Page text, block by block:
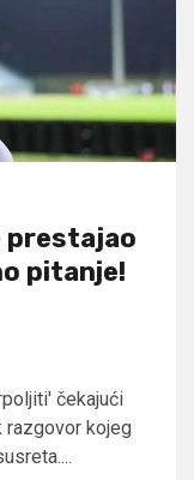
prestajao
pitanje!
čekajući
razgovor kojeg